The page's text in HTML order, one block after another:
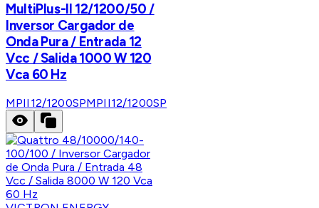
MultiPlus-II 12/1200/50 /
Inversor Cargador de
Onda Pura / Entrada 12
Vcc / Salida 1000 W 120
Vca 60 Hz
MPII12/1200SPMPII12/1200SP